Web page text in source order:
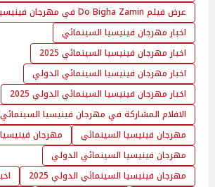
عرض فيلم Do Bigha Zamin في مهرجان فينيسيا السينمائي 2025
اخبار مهرجان فينيسيا السينمائي
اخبار مهرجان فينيسيا السينمائي 2025
اخبار مهرجان فينيسيا السينمائي الدولي
اخبار مهرجان فينيسيا السينمائي الدولي 2025
الافلام المشاركة في مهرجان فينيسيا السينمائي 2024
مهرجان فينيسيا السينمائي
مهرجان فينيسيا
مهرجان فينيسيا السينمائي الدولي
مهرجان فينيسيا السينمائي الدولي 2025